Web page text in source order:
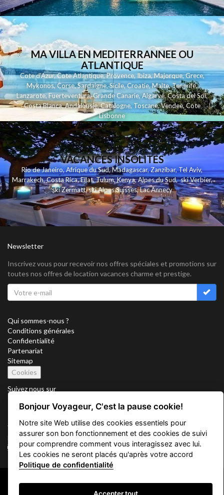
MA VILLA EN MEDITERRANNEE OU
ATLANTIQUE
Cote d'Azur,Cote Atlantique,Provence,Ibiza,Majorque,Grece,
Mykonos,Corse,Sardaigne,Sicile,Croatie,Malte,Tenerife,
Lanzarote,Fuerteventura,Grande Canarie,Algarve,Costa del Sol,
Costa Blanca,Andalousie,Catalogne,Toscane,Vendee,Cote
Lisbonne
VACANCES INSOLITES
Rio de Janeiro,Afrique du Sud,Madagascar,Zanzibar,Tel Aviv,
Marrakech,Costa Rica,Eilat,Tulum,Kenya,Alpes du Sud,ski Verbier,
ski Zermatt,ski Alpes Suisses,Lac Annecy
Newsletter
Inscrivez vous pour recevoir nos offres spéciales et promotions sur
toutes nos offres de location vacances charme et prestige.
Qui sommes-nous ?
Conditions générales
Confidentialité
Partenariat
Sitemap
Cookies
Suivez nous sur
Vacation Key Corp. 2905 Point East Drive #L-215. Aventura.
FLORIDA 33160.
info@vacationkey.com
Copyright © 2026 Vacation Key Corp.
Bonjour Voyageur, C'est la pause cookie!
Notre site Web utilise des cookies essentiels pour
assurer son bon fonctionnement et des cookies de suivi
pour comprendre comment vous interagissez avec lui.
Les cookies ne seront placés qu'après votre accord
Politique de confidentialité